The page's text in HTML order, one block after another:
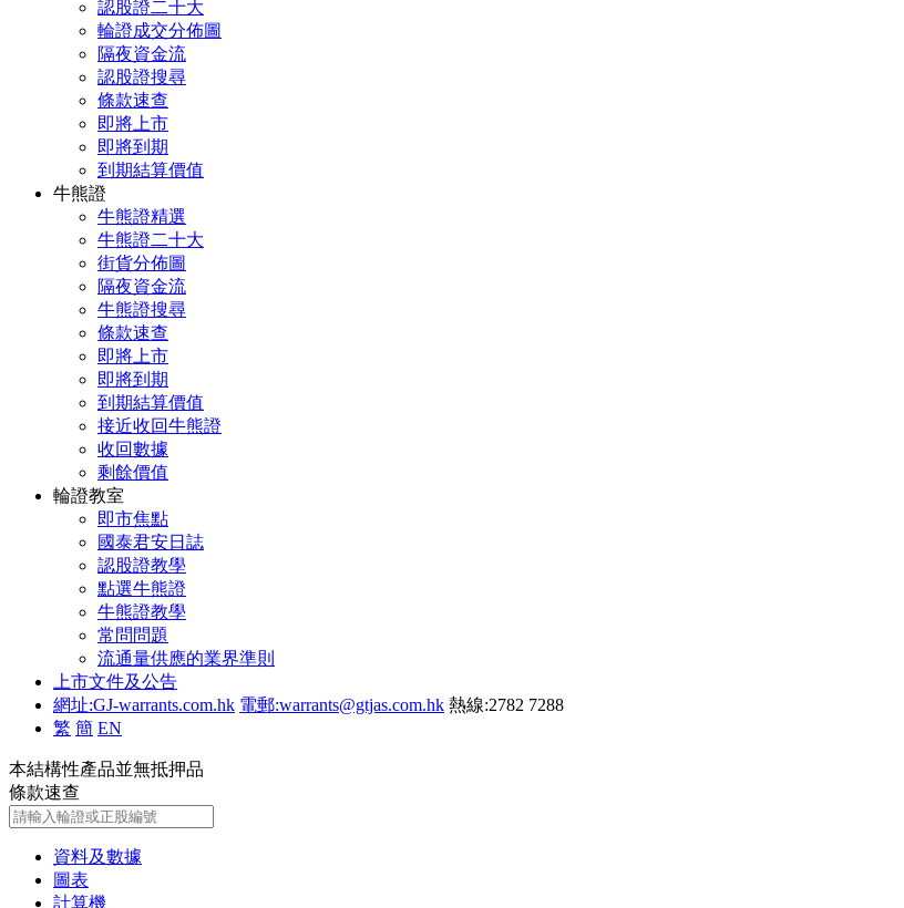
認股證二十大
輪證成交分佈圖
隔夜資金流
認股證搜尋
條款速查
即將上市
即將到期
到期結算價值
牛熊證
牛熊證精選
牛熊證二十大
街貨分佈圖
隔夜資金流
牛熊證搜尋
條款速查
即將上市
即將到期
到期結算價值
接近收回牛熊證
收回數據
剩餘價值
輪證教室
即市焦點
國泰君安日誌
認股證教學
點選牛熊證
牛熊證教學
常問問題
流通量供應的業界準則
上市文件及公告
網址:GJ-warrants.com.hk 電郵:warrants@gtjas.com.hk 熱線:2782 7288
繁 簡 EN
本結構性產品並無抵押品
條款速查
資料及數據
圖表
計算機